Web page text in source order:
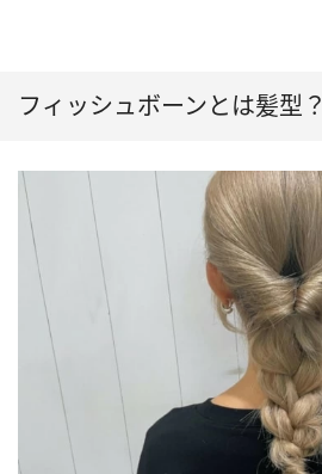
フィッシュボーンとは髪型？